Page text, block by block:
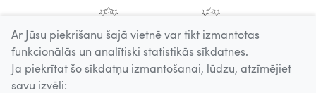
Ar Jūsu piekrišanu šajā vietnē var tikt izmantotas
funkcionālās un analītiski statistikās sīkdatnes.
Ja piekrītat šo sīkdatņu izmantošanai, lūdzu, atzīmējiet
savu izvēli: